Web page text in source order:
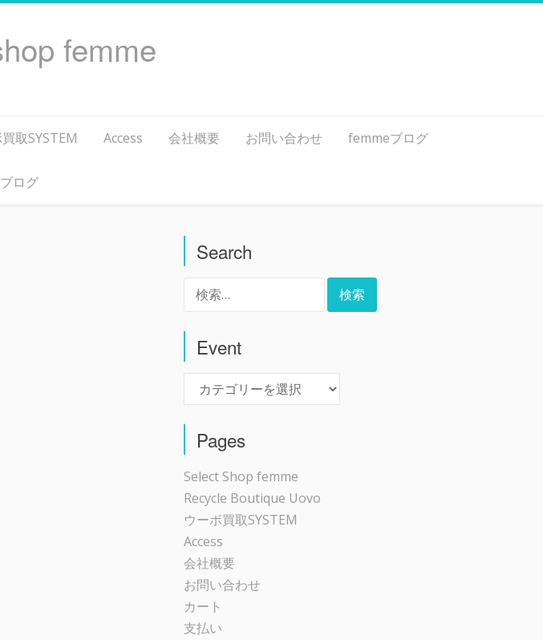
femme
取SYSTEM Access 会社概要 お問い合わせ femmeブログ
ログ
Search
Event
Pages
Select Shop femme
Recycle Boutique Uovo
ウーボ買取SYSTEM
Access
会社概要
お問い合わせ
カート
支払い